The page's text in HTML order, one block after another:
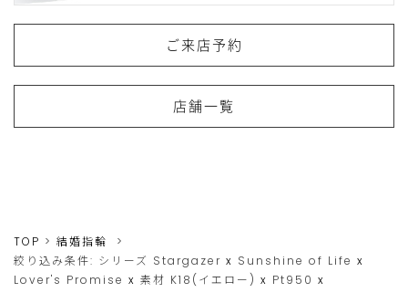
ご来店予約
店舗一覧
TOP
結婚指輪
絞り込み条件: シリーズ Stargazer x Sunshine of Life x
Lover's Promise x 素材 K18(イエロー) x Pt950 x